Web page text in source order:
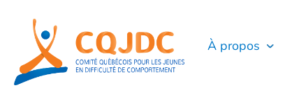
contenu
À propos